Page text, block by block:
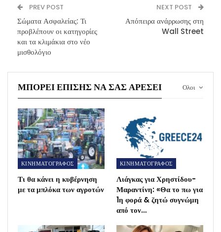
PREV POST
Σώματα Ασφαλείας: Τι
προβλέπουν οι κατηγορίες
και τα κλιμάκια στο νέο
μισθολόγιο
NEXT POST
Απόπειρα ανάρρωσης στη
Wall Street
Ολοι
ΜΠΟΡΕΊ ΕΠΊΣΗΣ ΝΑ ΣΑΣ ΑΡΈΣΕΙ
ΚΙΝΗΜΑΤΟΓΡΑΦΟΣ
Τι θα κάνει η κυβέρνηση
με τα μπλόκα των αγροτών
ΚΙΝΗΜΑΤΟΓΡΑΦΟΣ
Λιάγκας για Χρηστίδου-
Μαραντίνη: «Θα το πω για
1η φορά & ζητώ συγνώμη
από τον…